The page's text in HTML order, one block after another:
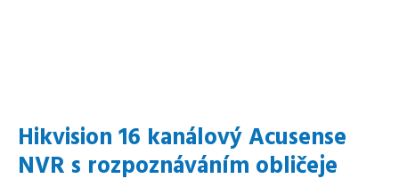
Hikvision 16 kanálový Acusense
NVR s rozpoznáváním obličeje